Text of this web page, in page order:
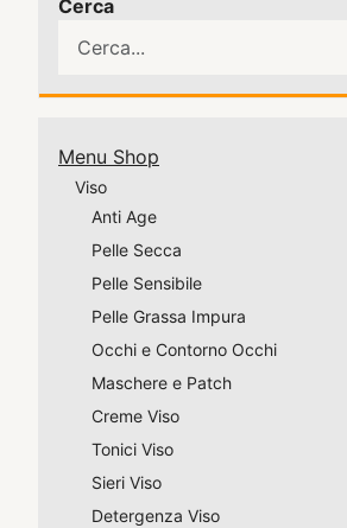
Cerca
Menu Shop
Viso
Anti Age
Pelle Secca
Pelle Sensibile
Pelle Grassa Impura
Occhi e Contorno Occhi
Maschere e Patch
Creme Viso
Tonici Viso
Sieri Viso
Detergenza Viso